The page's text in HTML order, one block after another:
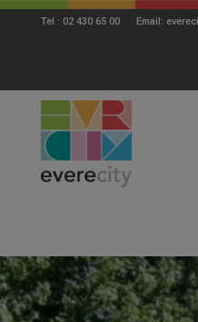
Tel : 02 430 65 00 Email: